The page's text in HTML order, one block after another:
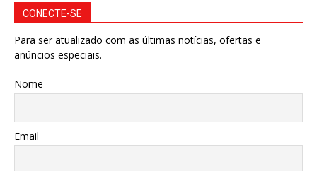
CONECTE-SE
Para ser atualizado com as últimas notícias, ofertas e
anúncios especiais.
Nome
Email